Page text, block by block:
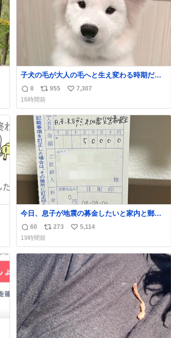
子犬の毛が大人の毛へと生え変わる時期だ
け、着ぐるみを着てるように見える良さがあ
ります
返
信
数
8
リ
ポ
ス
ト
数
955
い
ね
数
7,307
16時間前
今日、息子が地震の募金したいと家内と郵便
局に行ったみたいです。おもちゃとか買う選
択肢もあったと思うけど、自分で貯めてた2万
円を役に立てて欲しい、みんなも元気になっ
て欲しいと。家内も一緒に募金したので、自
分も何かできたらなぁと思いました。
返
信
数
60
リ
ポ
ス
ト
数
273
い
ね
数
5,114
19時間前